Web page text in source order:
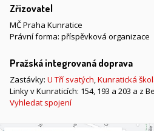
Zřizovatel
MČ Praha Kunratice
Právní forma: příspěvková organizace
Pražská integrovaná doprava
Zastávky: U Tří svatých,Kunratická
Linky v Kunraticích: 154, 193 a 203 a z
Vyhledat spojení